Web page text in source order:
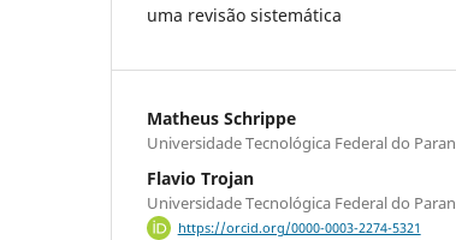
uma revisão sistemática
Matheus Schrippe
Universidade Tecnológica Federal do
Flavio Trojan
Universidade Tecnológica Federal do
https://orcid.org/0000-0003-2274-5321